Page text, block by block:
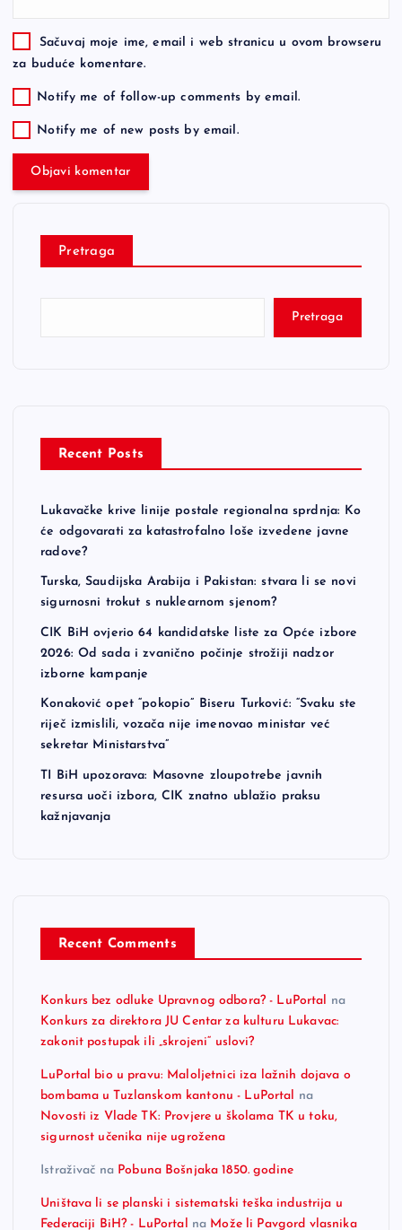
Sačuvaj moje ime, email i web stranicu u ovom browseru
za buduće komentare.
Notify me of follow-up comments by email.
Notify me of new posts by email.
Pretraga
Pretraga
Recent Posts
Lukavačke krive linije postale regionalna sprdnja: Ko
će odgovarati za katastrofalno loše izvedene javne
radove?
Turska, Saudijska Arabija i Pakistan: stvara li se novi
sigurnosni trokut s nuklearnom sjenom?
CIK BiH ovjerio 64 kandidatske liste za Opće izbore
2026: Od sada i zvanično počinje strožiji nadzor
izborne kampanje
Konaković opet “pokopio” Biseru Turković: “Svaku ste
riječ izmislili, vozača nije imenovao ministar već
sekretar Ministarstva”
TI BiH upozorava: Masovne zloupotrebe javnih
resursa uoči izbora, CIK znatno ublažio praksu
kažnjavanja
Recent Comments
Konkurs bez odluke Upravnog odbora? - LuPortal
na
Konkurs za direktora JU Centar za kulturu Lukavac:
zakonit postupak ili „skrojeni“ uslovi?
LuPortal bio u pravu: Maloljetnici iza lažnih dojava o
bombama u Tuzlanskom kantonu - LuPortal na
Novosti iz Vlade TK: Provjere u školama TK u toku,
sigurnost učenika nije ugrožena
Istraživač na Pobuna Bošnjaka 1850. godine
Uništava li se planski i sistematski teška industrija u
Federaciji BiH? - LuPortal na Može li Pavgord vlasnika